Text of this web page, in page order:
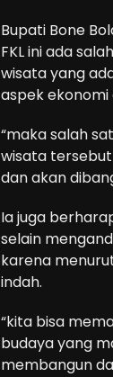
Bupati Bone
FKL ini ada
wisata yang
aspek ekonomi
“maka salah
wisata
dan akan
Ia juga
selain
karena
indah.
“kita bisa
budaya yang
membangun